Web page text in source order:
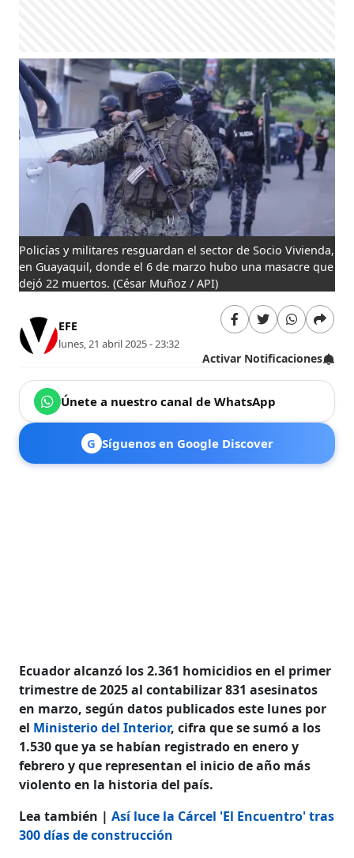
Policías y militares resguardan el sector de Socio Vivienda,
en Guayaquil, donde el 6 de marzo hubo una masacre que
dejó 22 muertos. (César Muñoz / API)
EFE
lunes, 21 abril 2025 - 23:32
Activar Notificaciones
Únete a nuestro canal de WhatsApp
G Síguenos en Google Discover
Ecuador alcanzó los 2.361 homicidios en el primer
trimestre de 2025 al contabilizar 831 asesinatos
en marzo, según datos publicados este lunes por
el Ministerio del Interior, cifra que se sumó a los
1.530 que ya se habían registrado en enero y
febrero y que representan el inicio de año más
violento en la historia del país.
Lea también |Así luce la Cárcel 'El Encuentro' tras
300 días de construcción